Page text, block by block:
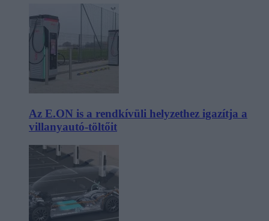
Az E.ON is a rendkívüli helyzethez igazítja a
villanyautó-töltőit